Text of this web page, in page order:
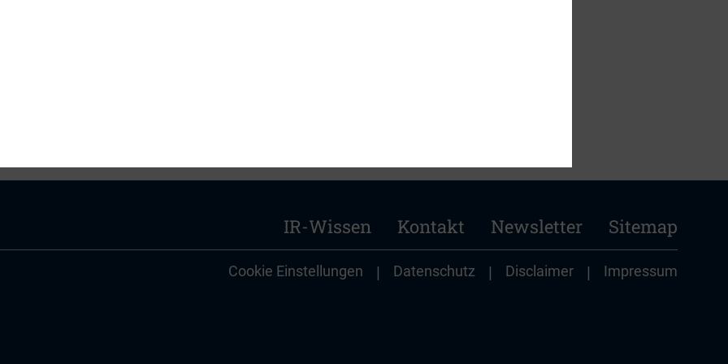
IR-Wissen Kontakt Newsletter Sitemap
Cookie Einstellungen | Datenschutz | Disclaimer | Impressum